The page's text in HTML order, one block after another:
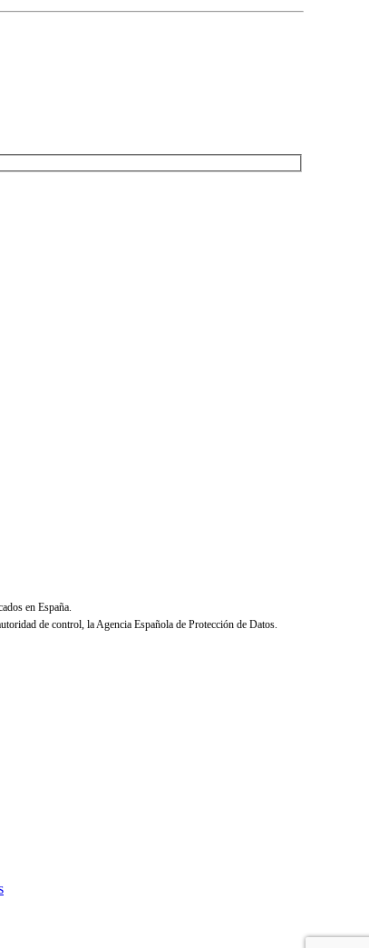
en España.
de control, la Agencia Española de Protección de Datos.